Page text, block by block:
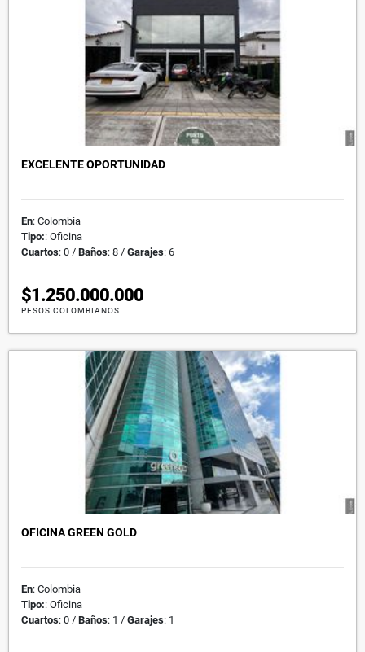
EXCELENTE OPORTUNIDAD
En: Colombia
Tipo:: Oficina
Cuartos: 0 / Baños: 8 / Garajes: 6
$1.250.000.000
PESOS COLOMBIANOS
OFICINA GREEN GOLD
En: Colombia
Tipo:: Oficina
Cuartos: 0 / Baños: 1 / Garajes: 1